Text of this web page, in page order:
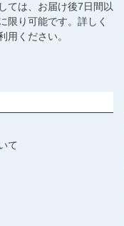
ては、お届け後7日間以
限り可能です。詳しく
用ください。
て